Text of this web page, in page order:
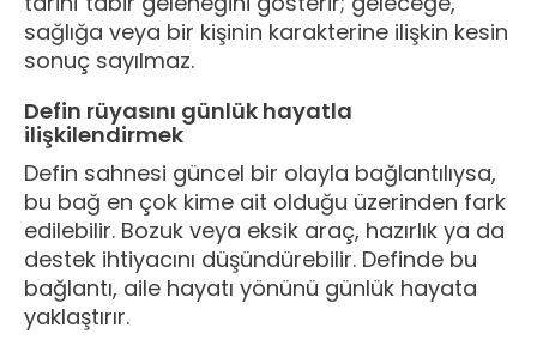
sağlığa veya bir kişinin karakterine ilişkin kesin
sonuç sayılmaz.
Defin rüyasını günlük hayatla
ilişkilendirmek
Defin sahnesi güncel bir olayla bağlantılıysa,
bu bağ en çok kime ait olduğu üzerinden fark
edilebilir. Bozuk veya eksik araç, hazırlık ya da
destek ihtiyacını düşündürebilir. Definde bu
bağlantı, aile hayatı yönünü günlük hayata
yaklaştırır.